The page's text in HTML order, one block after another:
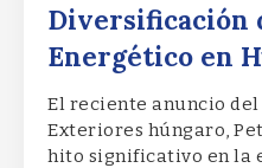
Diversificación
Energético en
El reciente anuncio
Exteriores húngaro,
hito significativo en la